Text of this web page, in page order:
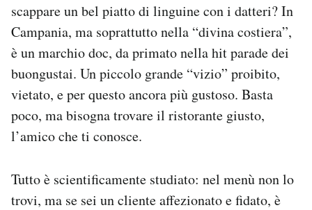
scappare un bel piatto di linguine con i datteri? In
Campania, ma soprattutto nella “divina costiera”,
è un marchio doc, da primato nella hit parade dei
buongustai. Un piccolo grande “vizio” proibito,
vietato, e per questo ancora più gustoso. Basta
poco, ma bisogna trovare il ristorante giusto,
l’amico che ti conosce.
Tutto è scientificamente studiato: nel menù non lo
trovi, ma se sei un cliente affezionato e fidato, è